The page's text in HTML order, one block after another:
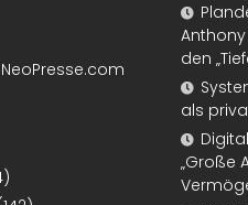
den
als
„Große